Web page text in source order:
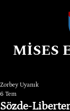
MİSES
Sözde-
Zorbey Uyanık
6 Tem